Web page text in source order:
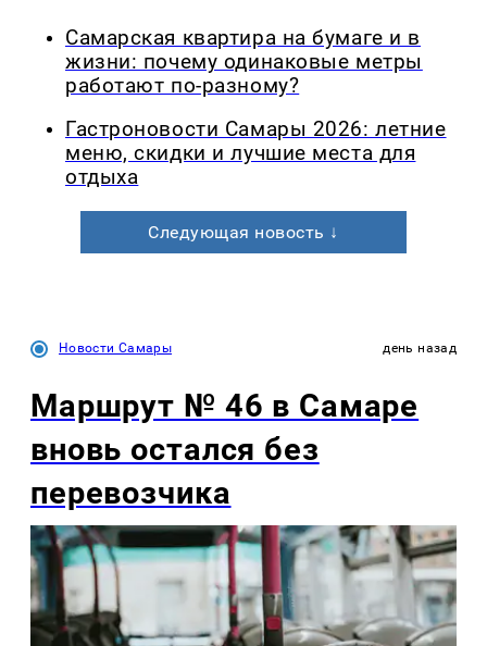
Самарская квартира на бумаге и в
жизни: почему одинаковые метры
работают по-разному?
Гастроновости Самары 2026: летние
меню, скидки и лучшие места для
отдыха
Следующая новость ↓
Новости Самары день назад
Маршрут № 46 в Самаре
вновь остался без
перевозчика